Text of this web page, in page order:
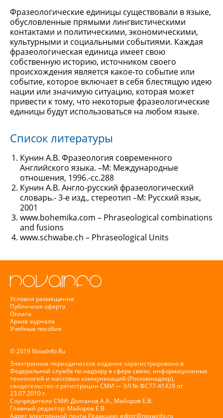
Фразеологические единицы существовали в языке,
обусловленные прямыми лингвистическими
контактами и политическими, экономическими,
культурными и социальными событиями. Каждая
фразеологическая единица имеет свою
собственную историю, источником своего
происхождения является какое-то событие или
событие, которое включает в себя блестящую идею
нации или значимую ситуацию, которая может
привести к тому, что некоторые фразеологические
единицы будут использоваться на любом языке.
Список литературы
Кунин А.В. Фразеология современного
Английского языка. –М: Международные
отношения, 1996.-сс.288
Кунин А.В. Англо-русский фразеологический
словарь.- 3-е изд., стереoтип –М: Русский язык,
2001
www.bohemika.com – Phraseological combinations
and fusions
www.schwabe.ch – Phraseological Units
Условия размещения
Публичная оферта
Оплата
Архив журнала
Учебные пособия
© 2019 NovaInfo.Ru
Электронное периодическое издание зарегистрировано в
Федеральной службе по надзору в сфере связи, информационных
технологий и массовых коммуникаций (Роскомнадзор),
свидетельство о регистрации СМИ — ЭЛ № ФС77-41429 от
23.07.2010 г.
Соучредители СМИ: Долганов А.А., Майоров Е.В.
Главный редактор: Майоров Е.В
Адрес электронной почты Редакции:editor@novainfo.ru